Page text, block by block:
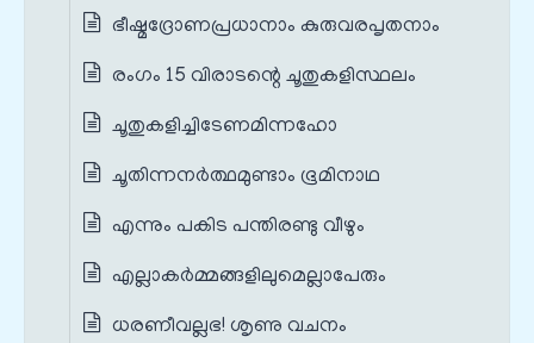
ഭീഷ്മദ്രോണപ്രധാനാം കുരുവരപൃതനാം
രംഗം 15 വിരാടന്റെ ചൂതുകളിസ്ഥലം
ചൂതുകളിച്ചിടേണമിന്നഹോ
ചൂതിന്നനർത്ഥമുണ്ടാം ഭൂമിനാഥ
എന്നും പകിട പന്തിരണ്ടു വീഴും
എല്ലാകർമ്മങ്ങളിലുമെല്ലാപേരും
ധരണീവല്ലഭ! ശൃണു വചനം